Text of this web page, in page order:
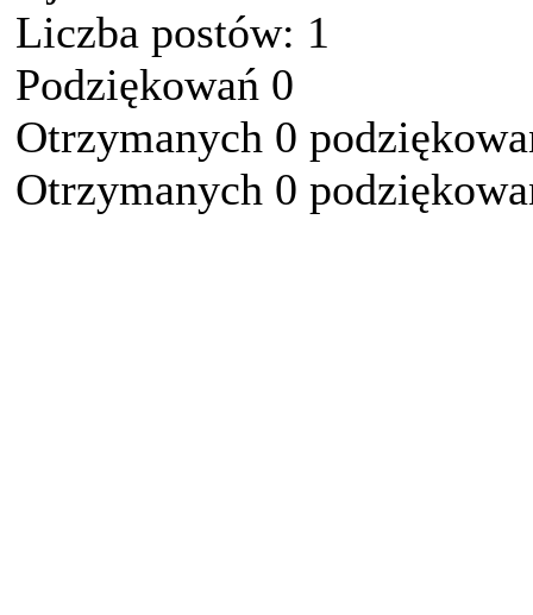
Liczba postów: 1
Podziękowań 0
Otrzymanych 0
Otrzymanych 0